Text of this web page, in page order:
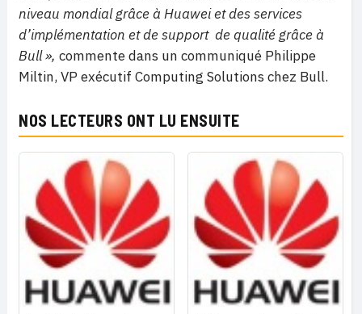
niveau mondial grâce à Huawei et des services
d’implémentation et de support de qualité grâce à
Bull », commente dans un communiqué Philippe
Miltin, VP exécutif Computing Solutions chez Bull.
NOS LECTEURS ONT LU ENSUITE